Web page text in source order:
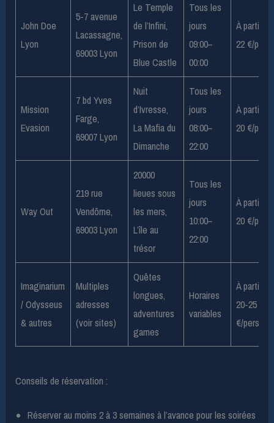
John Doe
Lyon
5-7 avenue
Lacassagne,
69003 Lyon
Le Temple
de l’Infini,
Prison de
Blue Castle
Tous les
jours
09:00–
00:00
À partir de
22 €/pers
Mission
Evasion
7 bd Yves
Farge,
69007 Lyon
Nuit
d’Ivresse,
La Mafia du
Dimanche
Tous les
jours
08:00–
22:00
À partir de
20 €/pers
Way Out
219 rue
Vendôme,
69003 Lyon
20000
lieues sous
les mers,
L’île au
trésor
Tous les
jours
10:00–
22:00
À partir de
20 €/pers
Imaginarium
/ Odysseus
& autres
Multiples
adresses
(voir sites)
Quêtes
longues,
adventures
games
Horaires
variables
À partir de
20-25
€/pers
Conseils de réservation :
Réserver au moins 2 à 3 semaines à l’avance pour les soirées